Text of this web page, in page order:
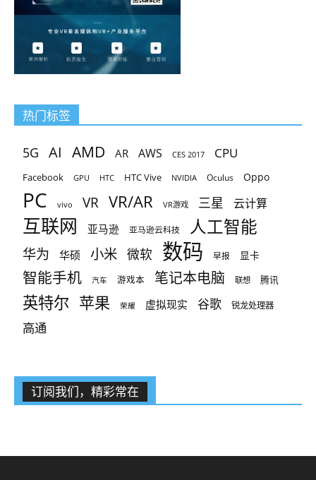
热门标签
5G AI AMD AR AWS CES 2017 CPU
Facebook GPU HTC HTC Vive NVIDIA Oculus Oppo
PC vivo VR VR/AR VR游戏 三星 云计算
互联网 亚马逊 亚马逊云科技 人工智能
华为 华硕 小米 微软 数码 早报 显卡
智能手机 汽车 游戏本 笔记本电脑 联想 腾讯
英特尔 苹果 荣耀 虚拟现实 谷歌 锐龙处理器
高通
订阅我们，精彩常在